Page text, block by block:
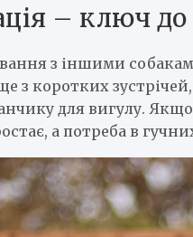
– ключ до
з іншими
з коротких
для вигулу. Якщо
а потреба в